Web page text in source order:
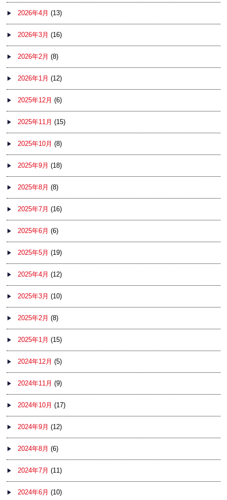
2026年4月 (13)
2026年3月 (16)
2026年2月 (8)
2026年1月 (12)
2025年12月 (6)
2025年11月 (15)
2025年10月 (8)
2025年9月 (18)
2025年8月 (8)
2025年7月 (16)
2025年6月 (6)
2025年5月 (19)
2025年4月 (12)
2025年3月 (10)
2025年2月 (8)
2025年1月 (15)
2024年12月 (5)
2024年11月 (9)
2024年10月 (17)
2024年9月 (12)
2024年8月 (6)
2024年7月 (11)
2024年6月 (10)